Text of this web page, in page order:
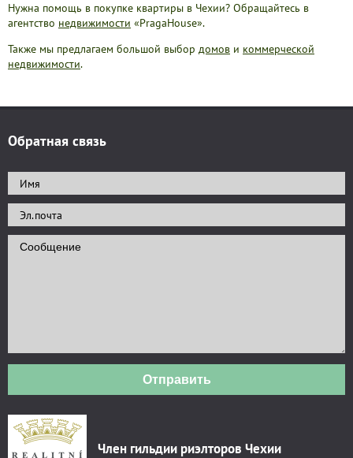
Нужна помощь в покупке квартиры в Чехии? Обращайтесь в
агентство недвижимости «PragaHouse».
Также мы предлагаем большой выбор домов и коммерческой
недвижимости.
Обратная связь
Отправить
Член гильдии риэлторов Чехии